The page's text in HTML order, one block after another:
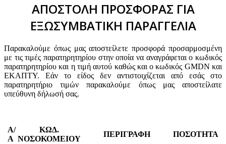
ΑΠΟΣΤΟΛΗ ΠΡΟΣΦΟΡΑΣ ΓΙΑ
ΕΞΩΣΥΜΒΑΤΙΚΗ ΠΑΡΑΓΓΕΛΙΑ
Παρακαλούμε όπως μας αποστείλετε προσφορά προσαρμοσμένη
με τις τιμές παρατηρητηρίου στην οποία να αναγράφεται ο κωδικός
παρατηρητηρίου και η τιμή αυτού καθώς και ο κωδικός GMDN και
ΕΚΑΠΤΥ. Εάν το είδος δεν αντιστοιχίζεται από εσάς στο
παρατηρητήριο τιμών παρακαλούμε όπως μας αποστείλατε
υπεύθυνη δήλωσή σας.
Α/
Α
ΚΩΔ.
ΝΟΣΟΚΟΜΕΙΟΥ
ΠΕΡΙΓΡΑΦΗ ΠΟΣΟΤΗΤΑ